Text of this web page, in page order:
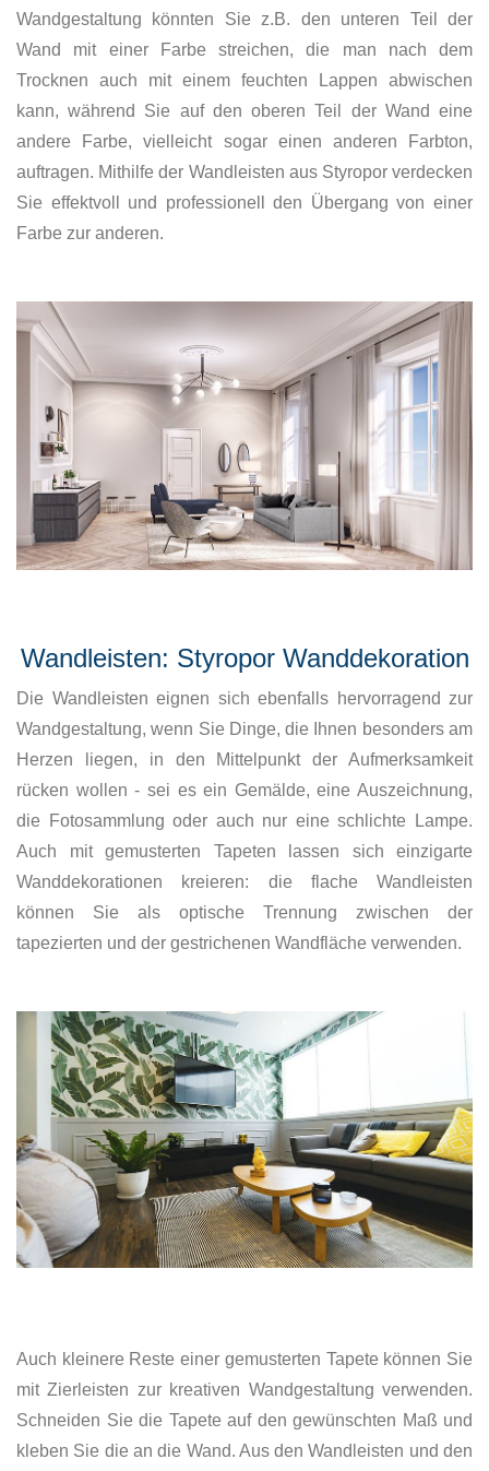
Wandgestaltung könnten Sie z.B. den unteren Teil der
Wand mit einer Farbe streichen, die man nach dem
Trocknen auch mit einem feuchten Lappen abwischen
kann, während Sie auf den oberen Teil der Wand eine
andere Farbe, vielleicht sogar einen anderen Farbton,
auftragen. Mithilfe der Wandleisten aus Styropor verdecken
Sie effektvoll und professionell den Übergang von einer
Farbe zur anderen.
Wandleisten: Styropor Wanddekoration
Die Wandleisten eignen sich ebenfalls hervorragend zur
Wandgestaltung, wenn Sie Dinge, die Ihnen besonders am
Herzen liegen, in den Mittelpunkt der Aufmerksamkeit
rücken wollen - sei es ein Gemälde, eine Auszeichnung,
die Fotosammlung oder auch nur eine schlichte Lampe.
Auch mit gemusterten Tapeten lassen sich einzigarte
Wanddekorationen kreieren: die flache Wandleisten
können Sie als optische Trennung zwischen der
tapezierten und der gestrichenen Wandfläche verwenden.
Auch kleinere Reste einer gemusterten Tapete können Sie
mit Zierleisten zur kreativen Wandgestaltung verwenden.
Schneiden Sie die Tapete auf den gewünschten Maß und
kleben Sie die an die Wand. Aus den Wandleisten und den